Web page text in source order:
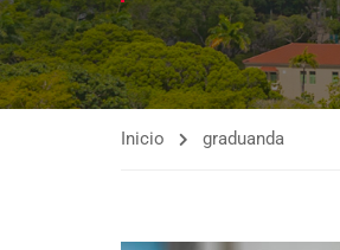
Inicio graduanda